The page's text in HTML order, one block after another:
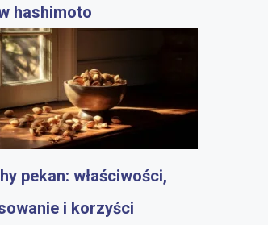
hashimoto
pekan: właściwości,
i korzyści